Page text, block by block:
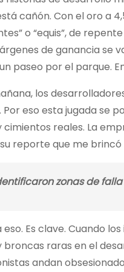
cañón. Con el oro a
o “equis”, de
de ganancia se
paseo por el parque.
los
eso esta jugada se
cimientos reales. La
reporte que me brincó
zonas de
Es clave. Cuando
broncas raras en el
andan